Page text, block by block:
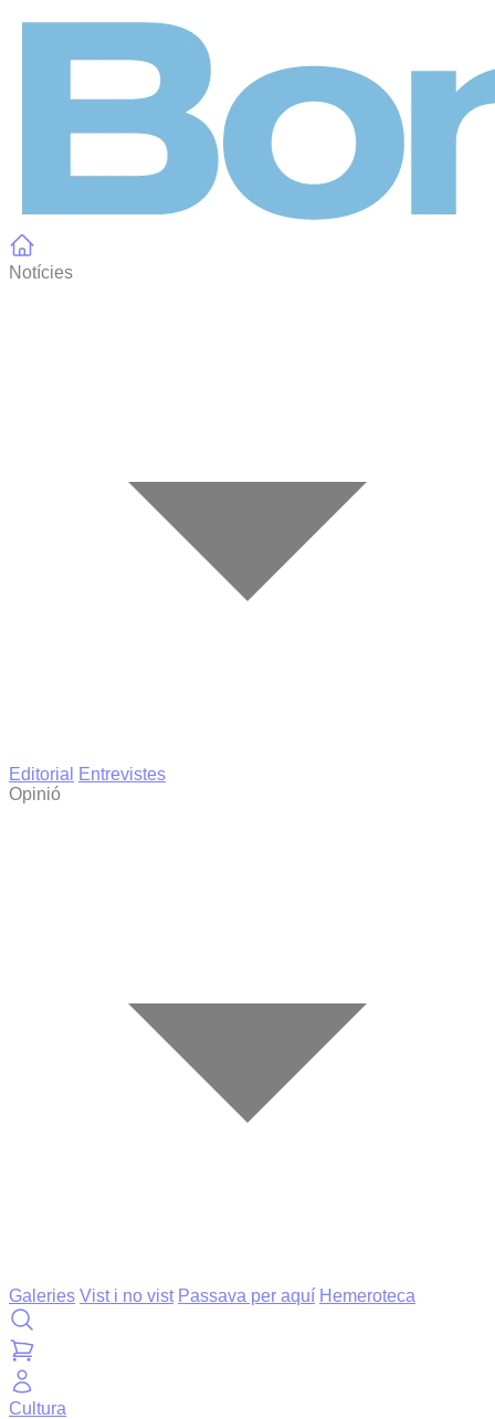
Notícies
Editorial
Entrevistes
Opinió
Galeries Vist i no vist Passava per aquí Hemeroteca
Cultura